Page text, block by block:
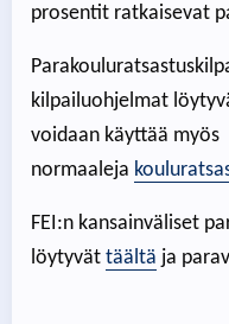
prosentit ratkaisevat
kilpailuohjelmat
voidaan käyttää myös
normaaleja
FEI:n kansainväliset
löytyvät täältä ja